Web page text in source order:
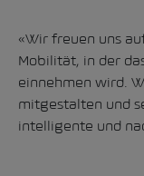
«Wir freuen uns
Mobilität, in der
einnehmen wird.
mitgestalten und
intelligente und